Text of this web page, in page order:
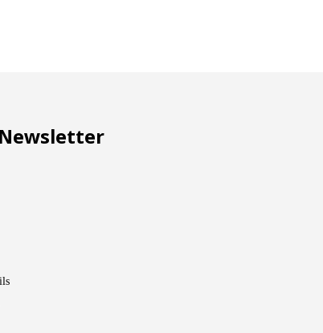
Newsletter